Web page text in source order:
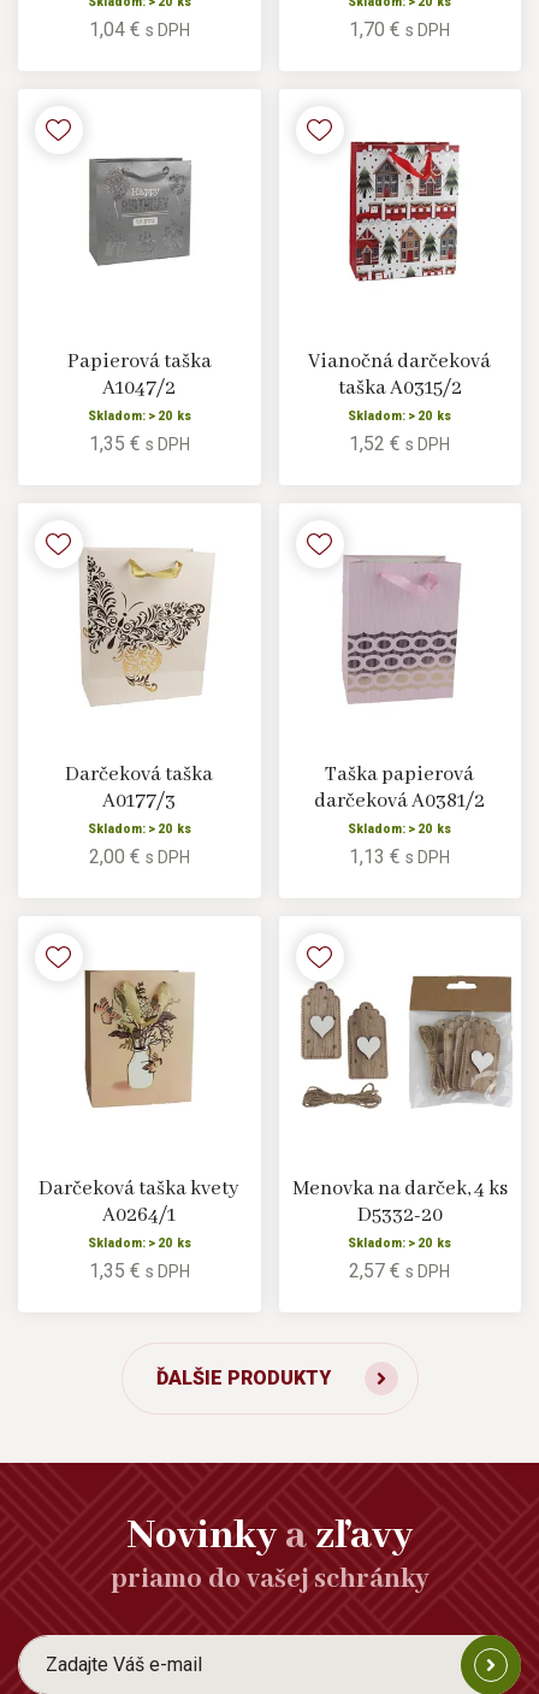
1,04 € s DPH 1,70 €s DPH
Papierová taška
A1047/2
Skladom: > 20 ks
1,35 € s DPH
Vianočná darčeková
taška A0315/2
Skladom: > 20 ks
1,52 €s DPH
Darčeková taška
A0177/3
Skladom: > 20 ks
2,00 € s DPH
Taška papierová
darčeková A0381/2
Skladom: > 20 ks
1,13 €s DPH
Darčeková taška kvety
A0264/1
Skladom: > 20 ks
1,35 € s DPH
Menovka na darček, 4 ks
D5332-20
Skladom: > 20 ks
2,57 €s DPH
ĎALŠIE PRODUKTY
Novinkyazľavy
priamo do vašej schránky